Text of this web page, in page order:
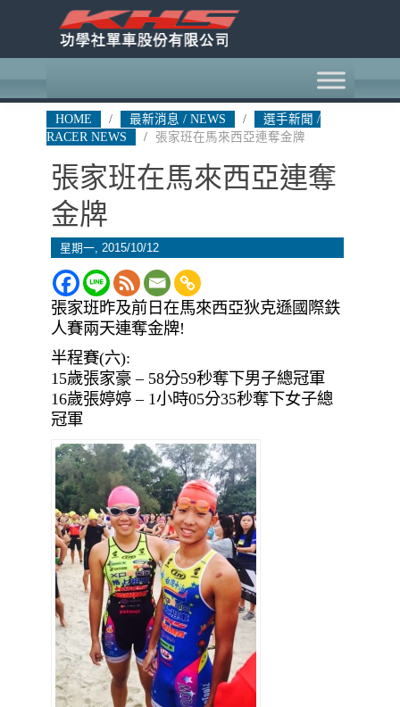
HOME / 最新消息 / NEWS /
選手新聞 /
RACER NEWS
/ 張家班在馬來西亞連奪金牌
張家班在馬來西亞連奪
金牌
星期一, 2015/10/12
張家班昨及前日在馬來西亞狄克遜國際鉄
人賽兩天連奪金牌!
半程賽(六):
15歲張家豪 – 58分59秒奪下男子總冠軍
16歲張婷婷 – 1小時05分35秒奪下女子總
冠軍